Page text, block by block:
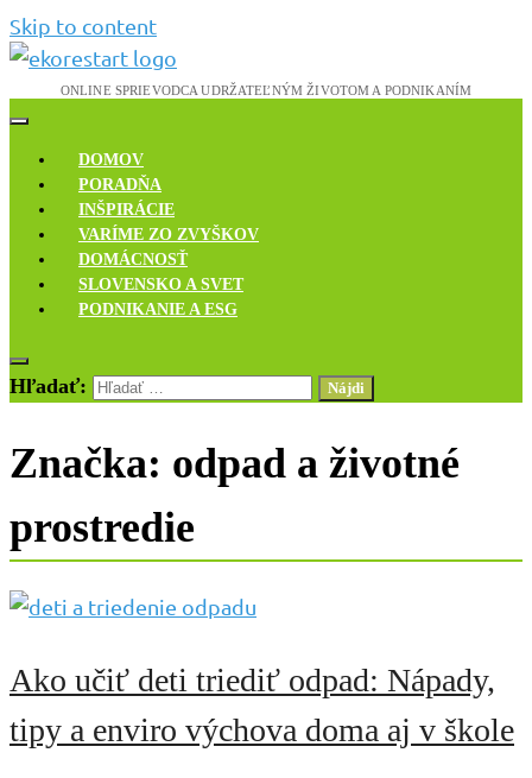
Skip to content
Ekoreštart
Novinky, rozhovory a inšpirácie
DOMOV
PORADŇA
INŠPIRÁCIE
VARÍME ZO ZVYŠKOV
DOMÁCNOSŤ
SLOVENSKO A SVET
PODNIKANIE A ESG
Hľadať:
Značka: odpad a životné
prostredie
Ako učiť deti triediť odpad: Nápady,
tipy a enviro výchova doma aj v škole